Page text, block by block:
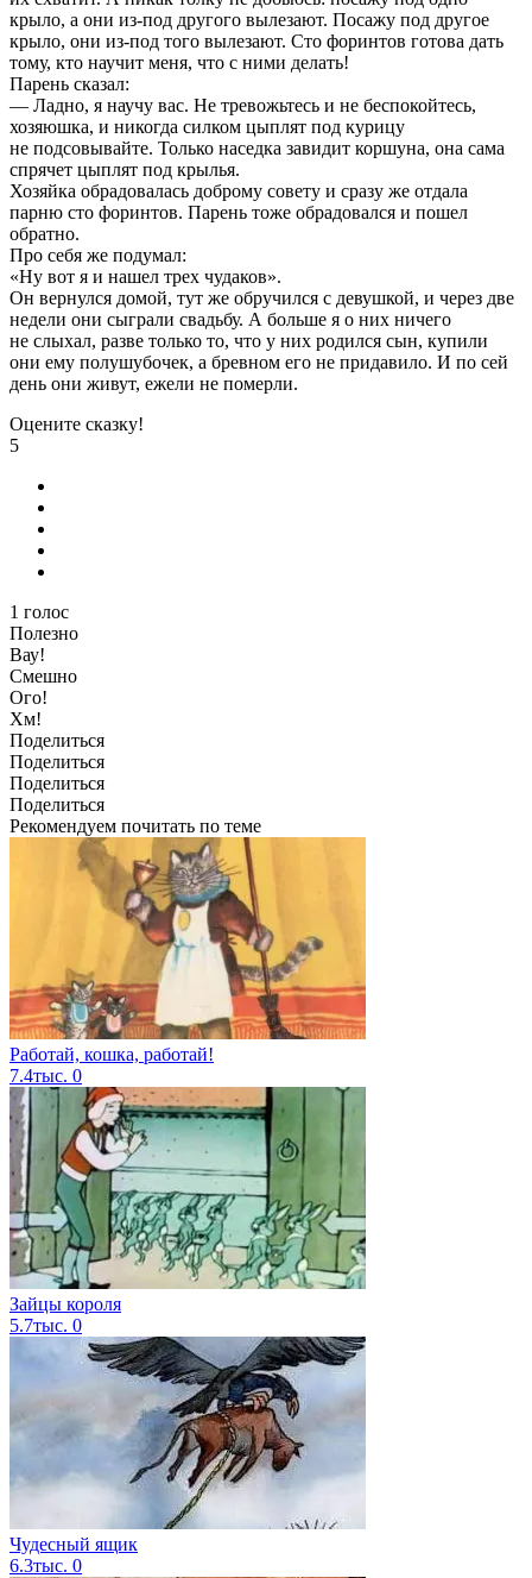
крыло, а они из-под другого вылезают. Посажу под другое
крыло, они из-под того вылезают. Сто форинтов готова дать
тому, кто научит меня, что с ними делать!
Парень сказал:
— Ладно, я научу вас. Не тревожьтесь и не беспокойтесь,
хозяюшка, и никогда силком цыплят под курицу
не подсовывайте. Только наседка завидит коршуна, она сама
спрячет цыплят под крылья.
Хозяйка обрадовалась доброму совету и сразу же отдала
парню сто форинтов. Парень тоже обрадовался и пошел
обратно.
Про себя же подумал:
«Ну вот я и нашел трех чудаков».
Он вернулся домой, тут же обручился с девушкой, и через две
недели они сыграли свадьбу. А больше я о них ничего
не слыхал, разве только то, что у них родился сын, купили
они ему полушубочек, а бревном его не придавило. И по сей
день они живут, ежели не померли.
Оцените сказку!
5
1 голос
Полезно
Вау!
Смешно
Ого!
Хм!
Поделиться
Поделиться
Поделиться
Поделиться
Рекомендуем почитать по теме
Работай, кошка, работай!
7.4тыс. 0
Зайцы короля
5.7тыс. 0
Чудесный ящик
6.3тыс. 0